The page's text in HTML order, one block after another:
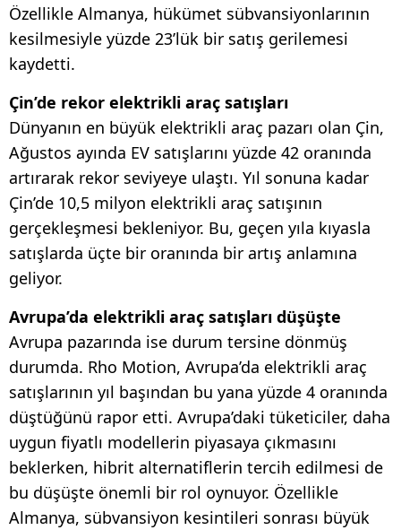
Özellikle Almanya, hükümet sübvansiyonlarının
kesilmesiyle yüzde 23’lük bir satış gerilemesi
kaydetti.
Çin’de rekor elektrikli araç satışları
Dünyanın en büyük elektrikli araç pazarı olan Çin,
Ağustos ayında EV satışlarını yüzde 42 oranında
artırarak rekor seviyeye ulaştı. Yıl sonuna kadar
Çin’de 10,5 milyon elektrikli araç satışının
gerçekleşmesi bekleniyor. Bu, geçen yıla kıyasla
satışlarda üçte bir oranında bir artış anlamına
geliyor.
Avrupa’da elektrikli araç satışları düşüşte
Avrupa pazarında ise durum tersine dönmüş
durumda. Rho Motion, Avrupa’da elektrikli araç
satışlarının yıl başından bu yana yüzde 4 oranında
düştüğünü rapor etti. Avrupa’daki tüketiciler, daha
uygun fiyatlı modellerin piyasaya çıkmasını
beklerken, hibrit alternatiflerin tercih edilmesi de
bu düşüşte önemli bir rol oynuyor. Özellikle
Almanya, sübvansiyon kesintileri sonrası büyük